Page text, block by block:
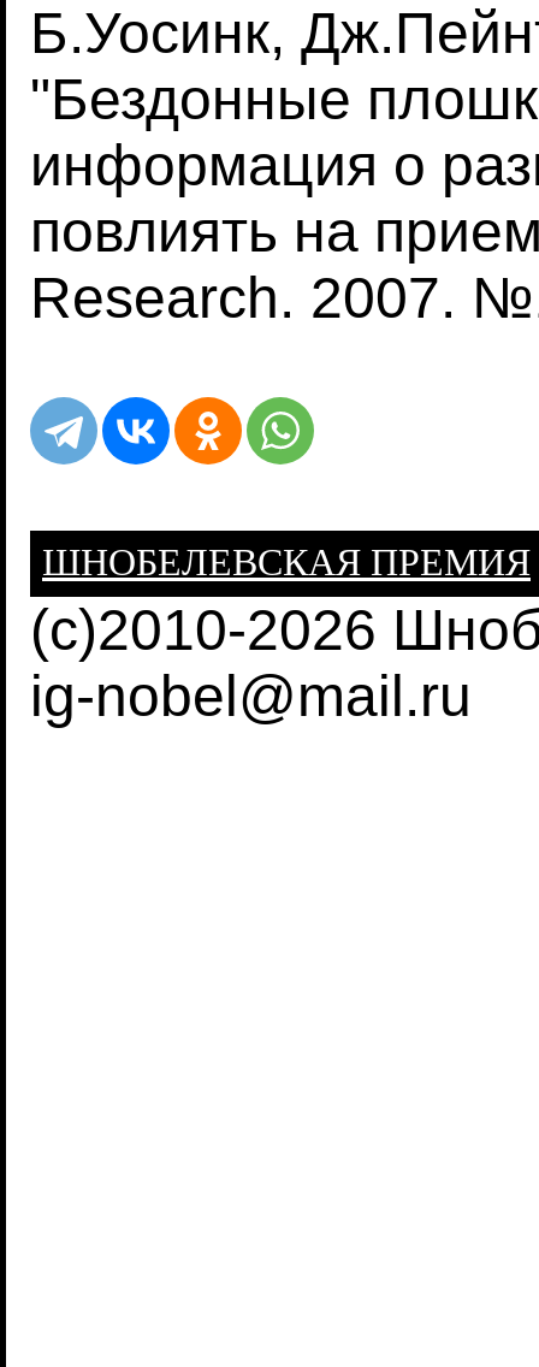
Б.Уосинк,
"Бездонные
информация о
повлиять на
Research. 2007.
ШНОБЕЛЕВСКАЯ ПРЕМИЯ
(c)2010-2026
ig-nobel@mail.ru